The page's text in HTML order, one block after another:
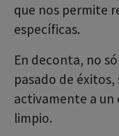
que nos permite
específicas.
En deconta, no
pasado de
activamente a
limpio.